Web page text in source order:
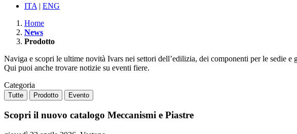
ITA | ENG
Home
News
Prodotto
Naviga e scopri le ultime novità Ivars nei settori dell’edilizia, dei componenti per le sedie e
Qui puoi anche trovare notizie su eventi fiere.
Categoria
Tutte Prodotto Evento
Scopri il nuovo catalogo Meccanismi e Piastre